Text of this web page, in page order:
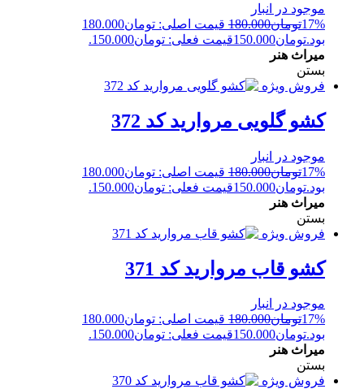
موجود در انبار
17%تومان180.000
قیمت اصلی: تومان180.000
بود.تومان150.000قیمت فعلی: تومان150.000.
میراث هنر
بستن
فروش ویژه
کشو گلویی مروارید کد 372
موجود در انبار
17%تومان180.000
قیمت اصلی: تومان180.000
بود.تومان150.000قیمت فعلی: تومان150.000.
میراث هنر
بستن
فروش ویژه
کشو قاب مروارید کد 371
موجود در انبار
17%تومان180.000
قیمت اصلی: تومان180.000
بود.تومان150.000قیمت فعلی: تومان150.000.
میراث هنر
بستن
فروش ویژه